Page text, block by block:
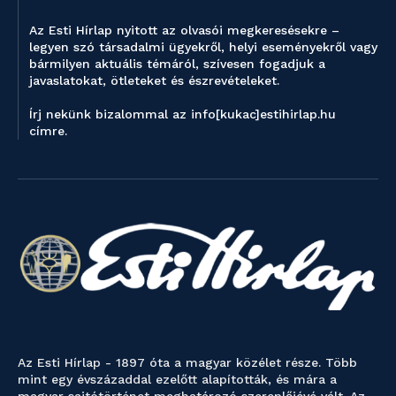
Az Esti Hírlap nyitott az olvasói megkeresésekre –
legyen szó társadalmi ügyekről, helyi eseményekről vagy
bármilyen aktuális témáról, szívesen fogadjuk a
javaslatokat, ötleteket és észrevételeket.
Írj nekünk bizalommal az info[kukac]estihirlap.hu
címre.
Az Esti Hírlap - 1897 óta a magyar közélet része. Több
mint egy évszázaddal ezelőtt alapították, és mára a